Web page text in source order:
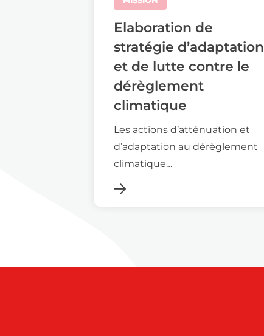
Elaboration de
stratégie d’adaptation
et de lutte contre le
dérèglement
climatique
Les actions d’atténuation et
d’adaptation au dérèglement
climatique…